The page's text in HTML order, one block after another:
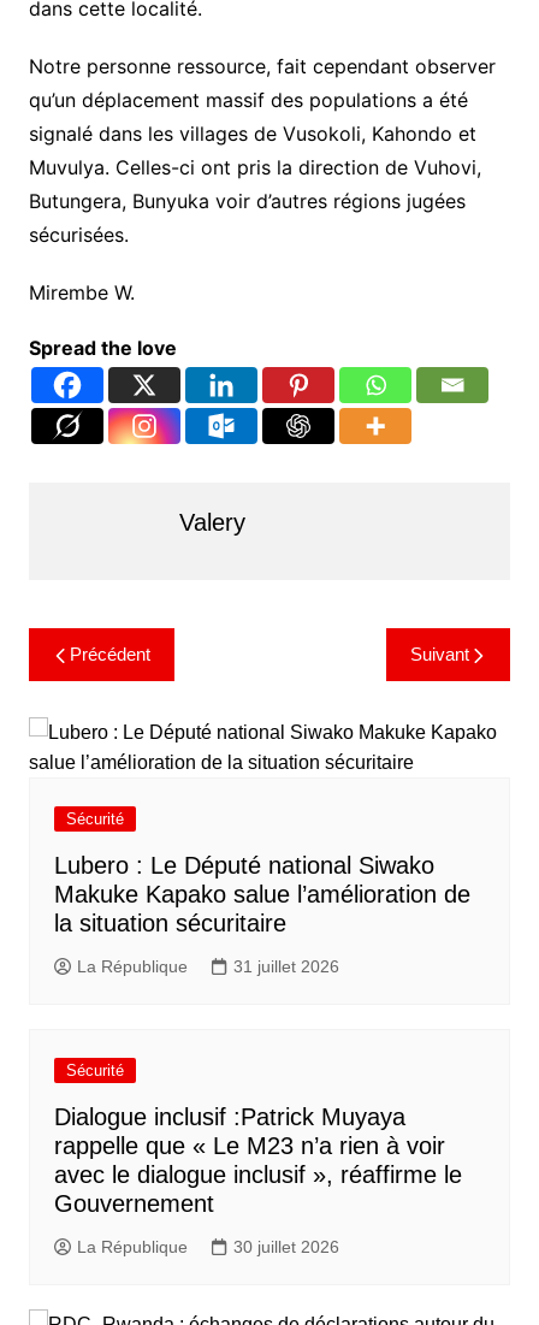
dans cette localité.
Notre personne ressource, fait cependant observer
qu’un déplacement massif des populations a été
signalé dans les villages de Vusokoli, Kahondo et
Muvulya. Celles-ci ont pris la direction de Vuhovi,
Butungera, Bunyuka voir d’autres régions jugées
sécurisées.
Mirembe W.
Spread the love
Valery
Précédent Suivant
Sécurité
Lubero : Le Député national Siwako
Makuke Kapako salue l’amélioration de
la situation sécuritaire
La République 31 juillet 2026
Sécurité
Dialogue inclusif :Patrick Muyaya
rappelle que « Le M23 n’a rien à voir
avec le dialogue inclusif », réaffirme le
Gouvernement
La République 30 juillet 2026